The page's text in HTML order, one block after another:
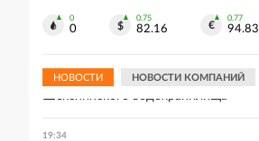
0
0
0.75
82.16
0.77
94.83
НОВОСТИ НОВОСТИ КОМПАНИЙ
благоустроили прибрежную зону
Шекснинского водохранилища
19:34